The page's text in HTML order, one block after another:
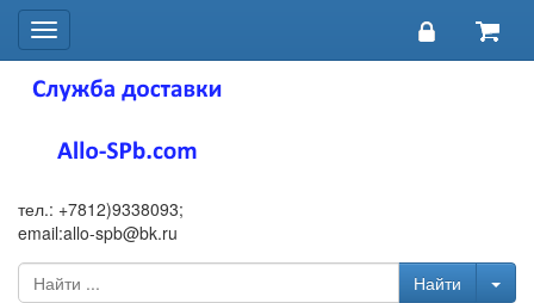
Toggle
navigation
тел.: +7812)9338093;
email:allo-spb@bk.ru